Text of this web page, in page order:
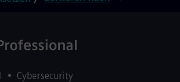
• Cybersecurity